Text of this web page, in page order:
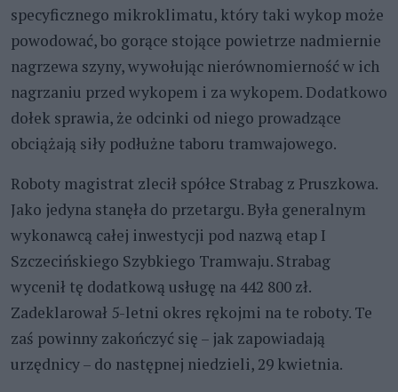
specyficznego mikroklimatu, który taki wykop może
powodować, bo gorące stojące powietrze nadmiernie
nagrzewa szyny, wywołując nierównomierność w ich
nagrzaniu przed wykopem i za wykopem. Dodatkowo
dołek sprawia, że odcinki od niego prowadzące
obciążają siły podłużne taboru tramwajowego.
Roboty magistrat zlecił spółce Strabag z Pruszkowa.
Jako jedyna stanęła do przetargu. Była generalnym
wykonawcą całej inwestycji pod nazwą etap I
Szczecińskiego Szybkiego Tramwaju. Strabag
wycenił tę dodatkową usługę na 442 800 zł.
Zadeklarował 5-letni okres rękojmi na te roboty. Te
zaś powinny zakończyć się – jak zapowiadają
urzędnicy – do następnej niedzieli, 29 kwietnia.